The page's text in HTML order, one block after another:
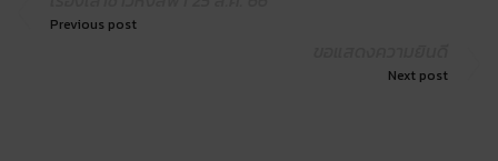
Previous post
Next post